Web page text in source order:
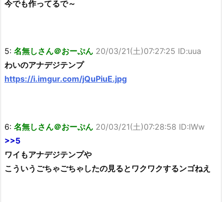
今でも作ってるで～
5: 名無しさん＠おーぷん 20/03/21(土)07:27:25 ID:uua
わいのアナデジテンプ
https://i.imgur.com/jQuPiuE.jpg
6: 名無しさん＠おーぷん 20/03/21(土)07:28:58 ID:IWw
>>5
ワイもアナデジテンプや
こういうごちゃごちゃしたの見るとワクワクするンゴねえ